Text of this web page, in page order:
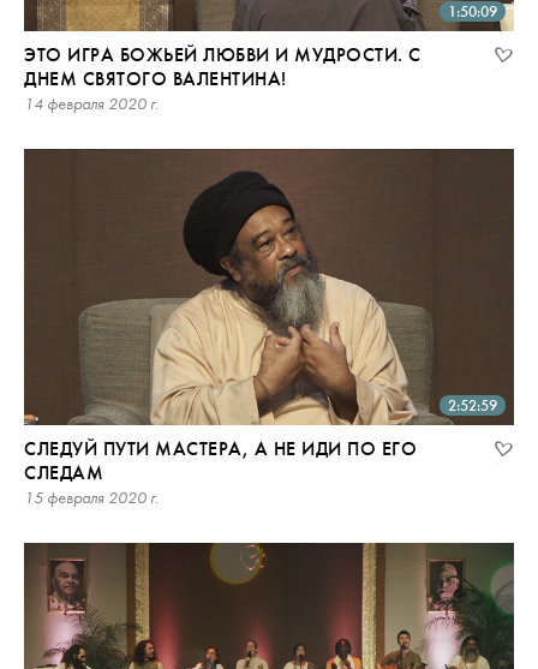
1:50:09
ЭТО ИГРА БОЖЬЕЙ ЛЮБВИ И МУДРОСТИ. С
ДНЕМ СВЯТОГО ВАЛЕНТИНА!
14 февраля 2020 г.
2:52:59
СЛЕДУЙ ПУТИ МАСТЕРА, А НЕ ИДИ ПО ЕГО
СЛЕДАМ
15 февраля 2020 г.